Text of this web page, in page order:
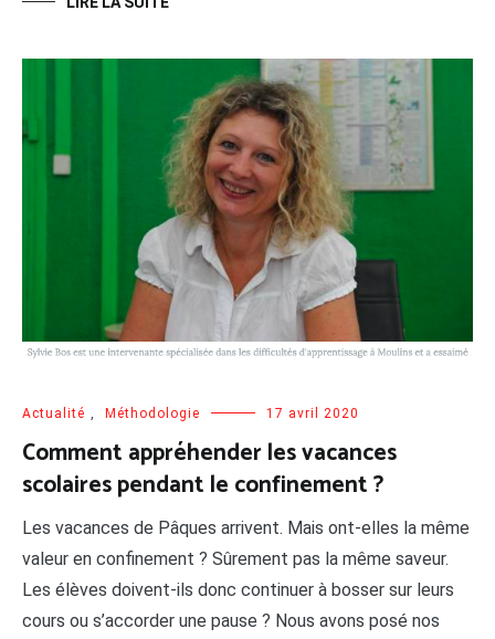
Actualité Méthodologie 17 avril 2020
Comment appréhender les vacances
scolaires pendant le confinement ?
Les vacances de Pâques arrivent. Mais ont-elles la même
valeur en confinement ? Sûrement pas la même saveur.
Les élèves doivent-ils donc continuer à bosser sur leurs
cours ou s’accorder une pause ? Nous avons posé nos